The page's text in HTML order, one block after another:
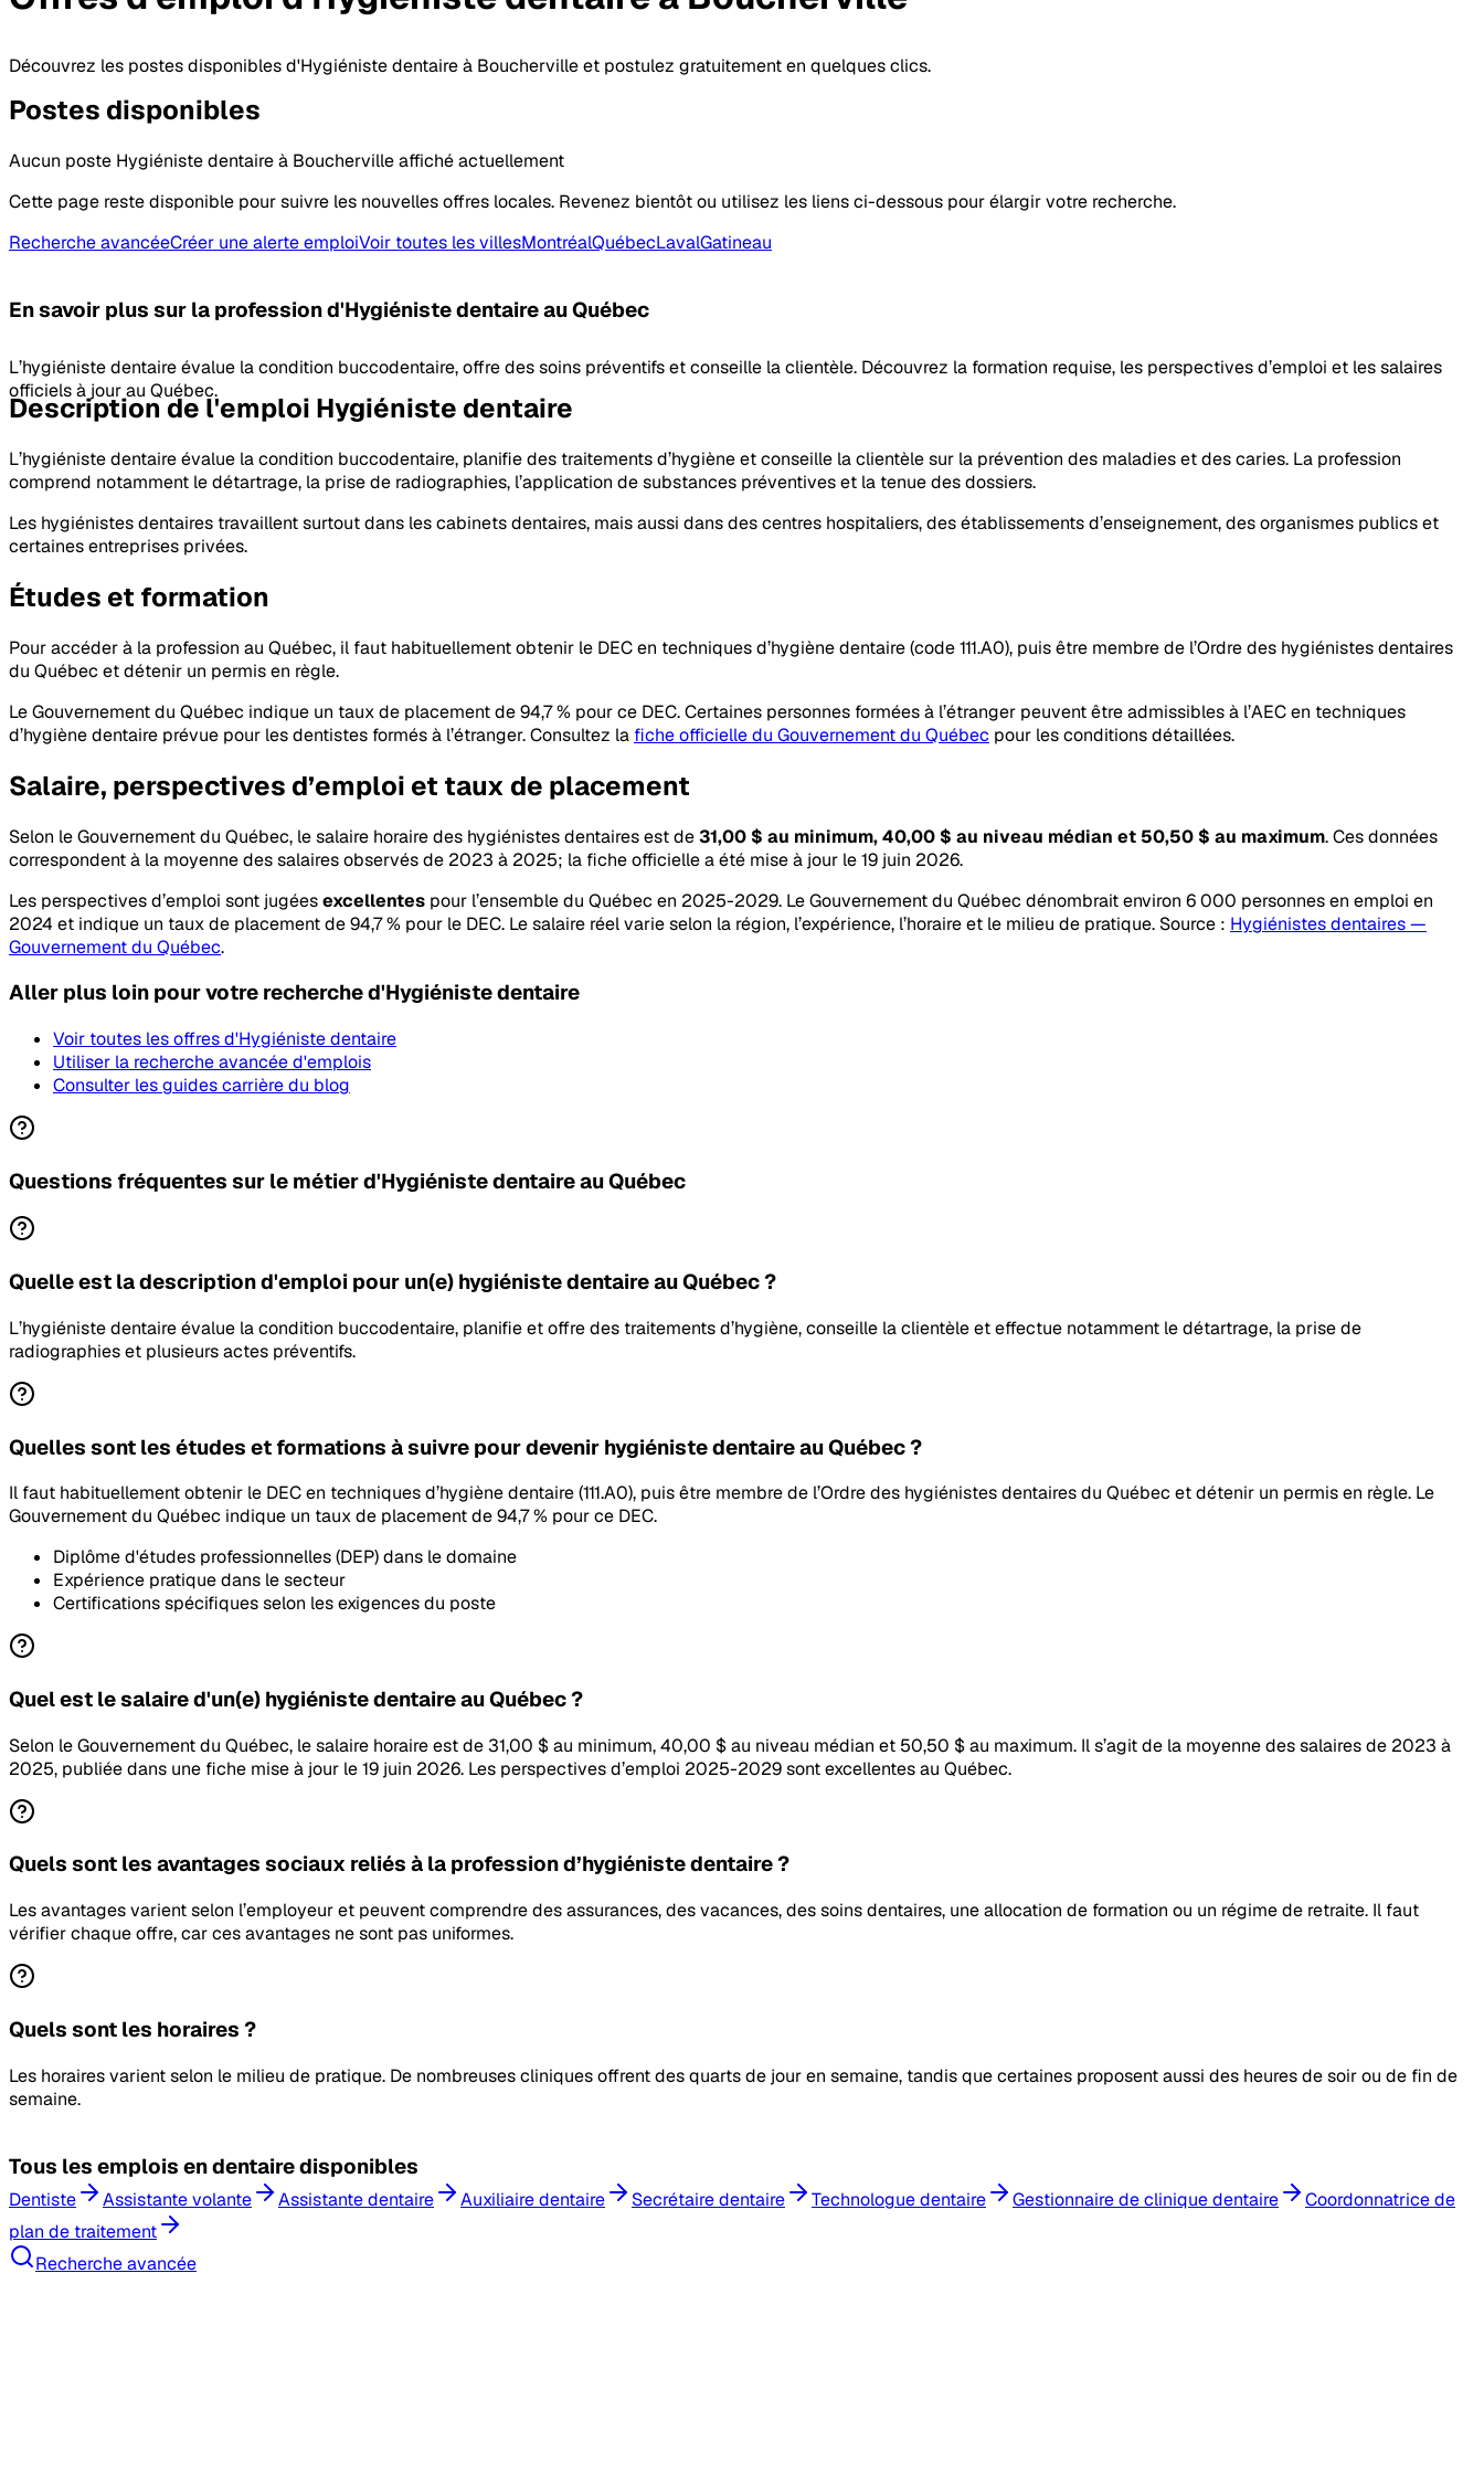
Découvrez les postes disponibles d'Hygiéniste dentaire à Boucherville et postulez gratuitement en quelques clics.
Postes disponibles
Aucun poste Hygiéniste dentaire à Boucherville affiché actuellement
Cette page reste disponible pour suivre les nouvelles offres locales. Revenez bientôt ou utilisez les liens ci-dessous pour élargir votre recherche.
Recherche avancéeCréer une alerte emploiVoir toutes les villesMontréalQuébecLavalGatineau
En savoir plus sur la professiond'Hygiéniste dentaireau Québec
L’hygiéniste dentaire évalue la condition buccodentaire, offre des soins préventifs et conseille la clientèle. Découvrez la formation requise, les perspectives d’emploi et les salaires
officiels à jour au Québec.
Description de l'emploi Hygiéniste dentaire
L’hygiéniste dentaire évalue la condition buccodentaire, planifie des traitements d’hygiène et conseille la clientèle sur la prévention des maladies et des caries. La profession
comprend notamment le détartrage, la prise de radiographies, l’application de substances préventives et la tenue des dossiers.
Les hygiénistes dentaires travaillent surtout dans les cabinets dentaires, mais aussi dans des centres hospitaliers, des établissements d’enseignement, des organismes publics et
certaines entreprises privées.
Études et formation
Pour accéder à la profession au Québec, il faut habituellement obtenir le DEC en techniques d’hygiène dentaire (code 111.A0), puis être membre de l’Ordre des hygiénistes dentaires
du Québec et détenir un permis en règle.
Le Gouvernement du Québec indique un taux de placement de 94,7 % pour ce DEC. Certaines personnes formées à l’étranger peuvent être admissibles à l’AEC en techniques
d’hygiène dentaire prévue pour les dentistes formés à l’étranger. Consultez la fiche officielle du Gouvernement du Québec pour les conditions détaillées.
Salaire, perspectives d’emploi et taux de placement
Selon le Gouvernement du Québec, le salaire horaire des hygiénistes dentaires est de31,00 $ au minimum, 40,00 $ au niveau médian et 50,50 $ au maximum. Ces données
correspondent à la moyenne des salaires observés de 2023 à 2025; la fiche officielle a été mise à jour le 19 juin 2026.
Les perspectives d’emploi sont jugéesexcellentes pour l’ensemble du Québec en 2025-2029. Le Gouvernement du Québec dénombrait environ 6 000 personnes en emploi en
2024 et indique un taux de placement de 94,7 % pour le DEC. Le salaire réel varie selon la région, l’expérience, l’horaire et le milieu de pratique. Source : Hygiénistes dentaires —
Gouvernement du Québec.
Aller plus loin pour votre recherched'Hygiéniste dentaire
Voir toutes les offresd'Hygiéniste dentaire
Utiliser la recherche avancée d'emplois
Consulter les guides carrière du blog
Questions fréquentes sur le métier d'Hygiéniste dentaire au Québec
Quelle est la description d'emploi pour un(e) hygiéniste dentaire au Québec ?
L’hygiéniste dentaire évalue la condition buccodentaire, planifie et offre des traitements d’hygiène, conseille la clientèle et effectue notamment le détartrage, la prise de
radiographies et plusieurs actes préventifs.
Quelles sont les études et formations à suivre pour devenir hygiéniste dentaire au Québec ?
Il faut habituellement obtenir le DEC en techniques d’hygiène dentaire (111.A0), puis être membre de l’Ordre des hygiénistes dentaires du Québec et détenir un permis en règle. Le
Gouvernement du Québec indique un taux de placement de 94,7 % pour ce DEC.
Diplôme d'études professionnelles (DEP) dans le domaine
Expérience pratique dans le secteur
Certifications spécifiques selon les exigences du poste
Quel est le salaire d'un(e) hygiéniste dentaire au Québec ?
Selon le Gouvernement du Québec, le salaire horaire est de 31,00 $ au minimum, 40,00 $ au niveau médian et 50,50 $ au maximum. Il s’agit de la moyenne des salaires de 2023 à
2025, publiée dans une fiche mise à jour le 19 juin 2026. Les perspectives d’emploi 2025-2029 sont excellentes au Québec.
Quels sont les avantages sociaux reliés à la profession d’hygiéniste dentaire ?
Les avantages varient selon l’employeur et peuvent comprendre des assurances, des vacances, des soins dentaires, une allocation de formation ou un régime de retraite. Il faut
vérifier chaque offre, car ces avantages ne sont pas uniformes.
Quels sont les horaires ?
Les horaires varient selon le milieu de pratique. De nombreuses cliniques offrent des quarts de jour en semaine, tandis que certaines proposent aussi des heures de soir ou de fin de
semaine.
Tous les emplois en dentairedisponibles
Dentiste Assistante volante Assistante dentaire Auxiliaire dentaire Secrétaire dentaire Technologue dentaire Gestionnaire de clinique dentaire
Coordonnatrice de
plan de traitement
Recherche avancée